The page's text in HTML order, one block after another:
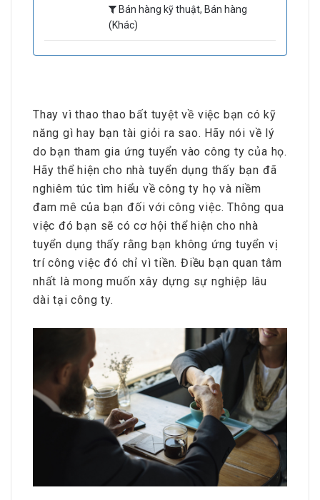
Bán hàng kỹ thuật, Bán hàng
(Khác)
Thay vì thao thao bất tuyệt về việc bạn có kỹ
năng gì hay bạn tài giỏi ra sao. Hãy nói về lý
do bạn tham gia ứng tuyển vào công ty của họ.
Hãy thể hiện cho nhà tuyển dụng thấy bạn đã
nghiêm túc tìm hiểu về công ty họ và niềm
đam mê của bạn đối với công việc. Thông qua
việc đó bạn sẽ có cơ hội thể hiện cho nhà
tuyển dụng thấy rằng bạn không ứng tuyển vị
trí công việc đó chỉ vì tiền. Điều bạn quan tâm
nhất là mong muốn xây dựng sự nghiệp lâu
dài tại công ty.